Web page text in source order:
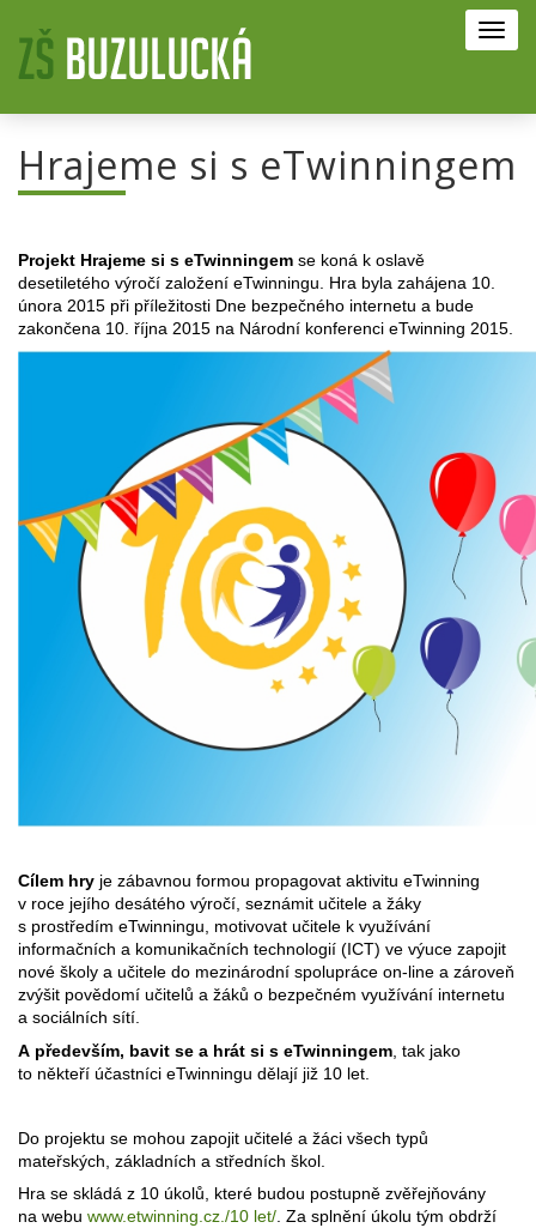
Hrajeme si s eTwinningem
Projekt Hrajeme si s eTwinningem se koná k oslavě
desetiletého výročí založení eTwinningu. Hra byla zahájena 10.
února 2015 při příležitosti Dne bezpečného internetu a bude
zakončena 10. října 2015 na Národní konferenci eTwinning 2015.
Cílem hry je zábavnou formou propagovat aktivitu eTwinning
v roce jejího desátého výročí, seznámit učitele a žáky
s prostředím eTwinningu, motivovat učitele k využívání
informačních a komunikačních technologií (ICT) ve výuce zapojit
nové školy a učitele do mezinárodní spolupráce on-line a zároveň
zvýšit povědomí učitelů a žáků o bezpečném využívání internetu
a sociálních sítí.
A především, bavit se a hrát si s eTwinningem , tak jako
to někteří účastníci eTwinningu dělají již 10 let
Do projektu se mohou zapojit učitelé a žáci všech typů
mateřských, základních a středních škol.
Hra se skládá z 10 úkolů, které budou postupně zvěřejňovány
na webu www.etwinning.cz./10 let/ . Za splnění úkolu tým obdrží